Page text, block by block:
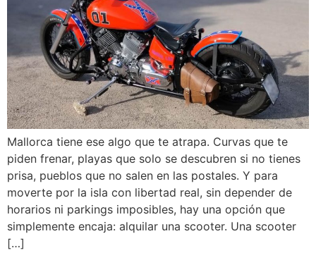
Mallorca tiene ese algo que te atrapa. Curvas que te
piden frenar, playas que solo se descubren si no tienes
prisa, pueblos que no salen en las postales. Y para
moverte por la isla con libertad real, sin depender de
horarios ni parkings imposibles, hay una opción que
simplemente encaja: alquilar una scooter. Una scooter
[…]